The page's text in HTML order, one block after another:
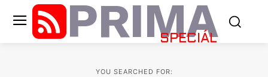
PRIMA
SPECIÁL
YOU SEARCHED FOR: